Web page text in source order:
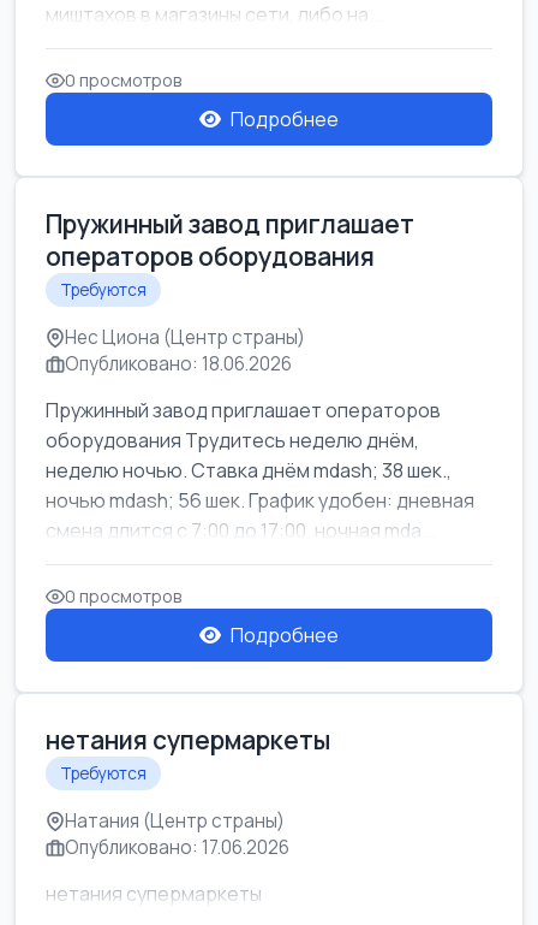
миштахов в магазины сети, либо на...
0 просмотров
Подробнее
Пружинный завод приглашает
операторов оборудования
Требуются
Нес Циона (Центр страны)
Опубликовано: 18.06.2026
Пружинный завод приглашает операторов
оборудования Трудитесь неделю днём,
неделю ночью. Ставка днём mdash; 38 шек.,
ночью mdash; 56 шек. График удобен: дневная
смена длится с 7:00 до 17:00, ночная mda...
0 просмотров
Подробнее
нетания супермаркеты
Требуются
Натания (Центр страны)
Опубликовано: 17.06.2026
нетания супермаркеты